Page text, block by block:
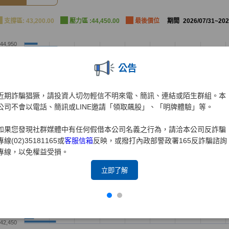
公告
期詐騙猖獗，請投資人切勿輕信不明來電、簡訊、連結或陌生群組。本
司不會以電話、簡訊或LINE邀請「領取飆股」、「明牌體驗」等。
果您發現社群媒體中有任何假借本公司名義之行為，請洽本公司反詐騙
線(02)35181165或客服信箱反映，或撥打內政部警政署165反詐騙諮詢
線，以免權益受損。
立即了解